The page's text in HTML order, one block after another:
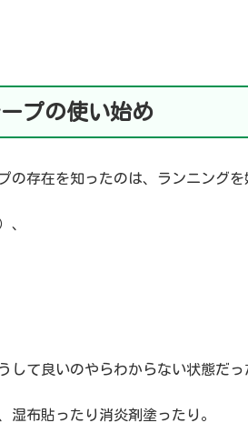
プの使い始め
の存在を知ったのは、ランニング
、
して良いのやらわからない状態だ
湿布貼ったり消炎剤塗ったり。